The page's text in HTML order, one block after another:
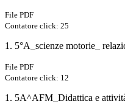
File PDF
Contatore click: 25
1. 5°A_scienze motorie_
File PDF
Contatore click: 12
1. 5A^AFM_Didattica e